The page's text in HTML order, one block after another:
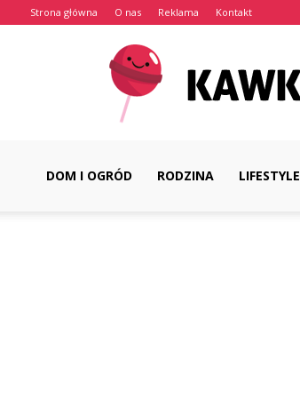
Strona główna O nas Reklama Kontakt
DOM I OGRÓD RODZINA LIFESTYLE